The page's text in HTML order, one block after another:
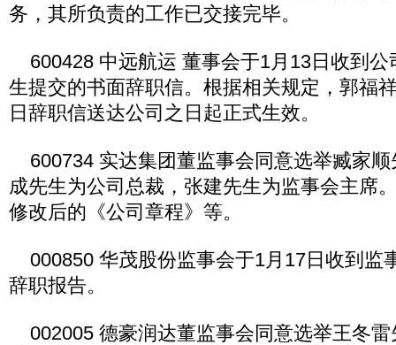
务，其所负责的工作已交接完毕。
600428 中远航运 董事会于1月13日收到公
生提交的书面辞职信。根据相关规定，郭福
日辞职信送达公司之日起正式生效。
600734 实达集团董监事会同意选举臧家顺
成先生为公司总裁，张建先生为监事会主席
修改后的《公司章程》等。
000850 华茂股份监事会于1月17日收到监
辞职报告。
002005 德豪润达董监事会同意选举王冬雷